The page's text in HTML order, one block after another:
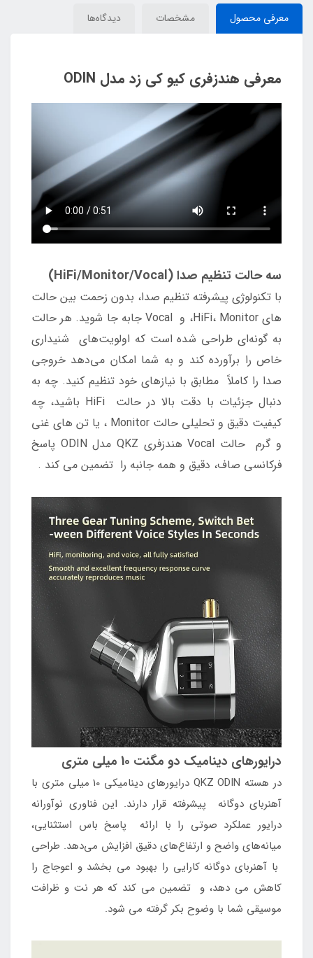
معرفی محصول مشخصات دیدگاه‌ها
معرفی هندزفری کیو کی زد مدل ODIN
سه حالت تنظیم صدا (HiFi/Monitor/Vocal)
با تکنولوژی پیشرفته تنظیم صدا، بدون زحمت بین حالت
های HiFi، Monitor، و Vocal جابه جا شوید. هر حالت
به گونه‌ای طراحی شده است که اولویت‌های شنیداری
خاص را برآورده کند و به شما امکان می‌دهد خروجی
صدا را کاملاً مطابق با نیازهای خود تنظیم کنید. چه به
دنبال جزئیات با دقت بالا در حالت HiFi باشید، چه
کیفیت دقیق و تحلیلی حالت Monitor ، یا تن های غنی
و گرم حالت Vocal هندزفری QKZ مدل ODIN پاسخ
فرکانسی صاف، دقیق و همه جانبه را تضمین می کند .
درایورهای دینامیک دو مگنت 10 میلی متری
در هسته QKZ ODIN درایورهای دینامیکی 10 میلی متری با
آهنربای دوگانه پیشرفته قرار دارند. این فناوری نوآورانه
درایور عملکرد صوتی را با ارائه پاسخ باس استثنایی،
میانه‌های واضح و ارتفاع‌های دقیق افزایش می‌دهد. طراحی
با آهنربای دوگانه کارایی را بهبود می بخشد و اعوجاج را
کاهش می دهد، و تضمین می کند که هر نت و ظرافت
موسیقی شما با وضوح بکر گرفته می شود.